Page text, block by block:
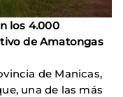
los 4.000
de Amatongas
de Manicas,
una de las más